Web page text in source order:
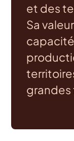
et des
Sa
grandes